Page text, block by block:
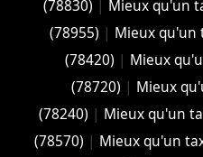
(78830) | Mieux qu'un
(78955) | Mieux qu'un
(78420) | Mieux
(78720) | Mieux
(78240) | Mieux qu'un
(78570) | Mieux qu'un